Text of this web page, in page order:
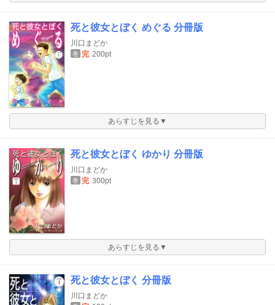
死と彼女とぼく めぐる 分冊版
川口まどか
巻 完 200pt
あらすじを見る▼
死と彼女とぼく ゆかり 分冊版
川口まどか
巻 完 300pt
あらすじを見る▼
死と彼女とぼく 分冊版
川口まどか